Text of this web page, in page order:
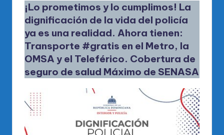
¡Lo prometimos y lo cumplimos! La
dignificación de la vida del policía
ya es una realidad. Ahora tienen:
Transporte #gratis en el Metro, la
OMSA y el Teleférico. Cobertura de
seguro de salud Máximo de SENASA